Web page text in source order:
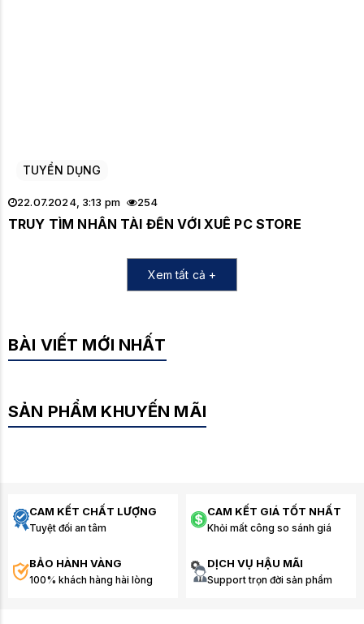
TUYỂN DỤNG
22.07.2024, 3:13 pm 254
TRUY TÌM NHÂN TÀI ĐẾN VỚI XUÊ PC STORE
Xem tất cả +
BÀI VIẾT MỚI NHẤT
SẢN PHẨM KHUYẾN MÃI
CAM KẾT CHẤT LƯỢNG
Tuyệt đối an tâm
CAM KẾT GIÁ TỐT NHẤT
Khỏi mất công so sánh giá
BẢO HÀNH VÀNG
100% khách hàng hài lòng
DỊCH VỤ HẬU MÃI
Support trọn đời sản phẩm